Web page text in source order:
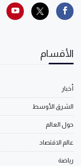
الأقسام
أخبار
الشرق الأوسط
حول العالم
عالم الاقتصاد
رياضة